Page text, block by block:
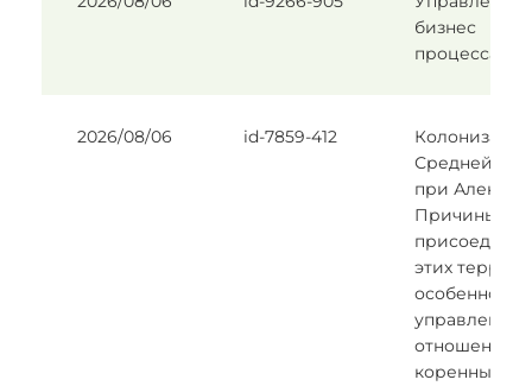
бизнес
процессами
2026/08/06 id-7859-412
Колонизация
Средней
при
Причины
этих
особенности
управления
отношения с
коренным